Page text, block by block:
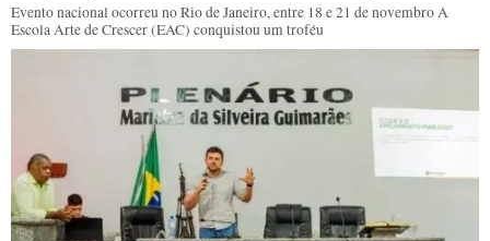
Evento nacional ocorreu no Rio de Janeiro, entre 18 e 21 de novembro A
Escola Arte de Crescer (EAC) conquistou um troféu